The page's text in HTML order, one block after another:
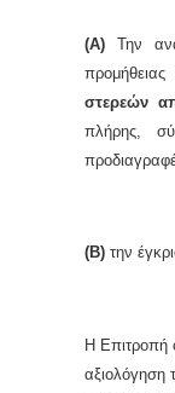
(Α) Την
στερεών
πλήρης,
(Β) την
Η Επιτροπή
αξιολόγηση